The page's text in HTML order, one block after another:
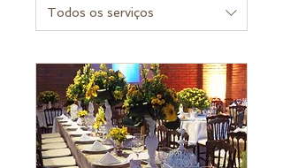
Todos os serviços